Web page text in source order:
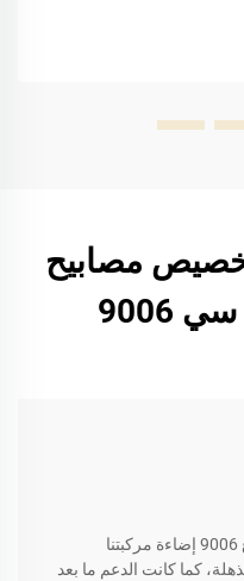
تخصيص مصابيح
حولت مصابيح RedSea LED من نوع 9006 إضاءة مركبتنا
كما كانت الدعم ما بعد